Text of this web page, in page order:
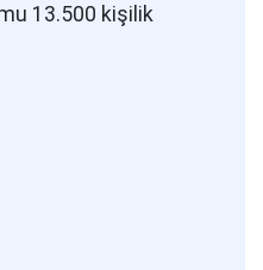
13.500 kişilik